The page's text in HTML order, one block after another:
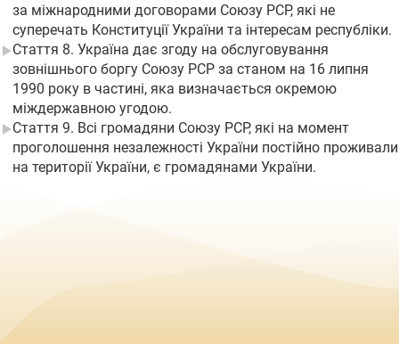
за міжнародними договорами Союзу РСР, які не
суперечать Конституції України та інтересам республіки.
Стаття 8. Україна дає згоду на обслуговування
зовнішнього боргу Союзу РСР за станом на 16 липня
1990 року в частині, яка визначається окремою
міждержавною угодою.
Стаття 9. Всі громадяни Союзу РСР, які на момент
проголошення незалежності України постійно проживали
на території України, є громадянами України.